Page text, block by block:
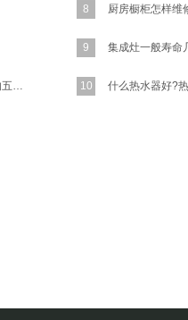
脆皮五花肉空气炸锅多少温度烤出来的五花肉又香又脆？
8
9
10 什么热水器好?